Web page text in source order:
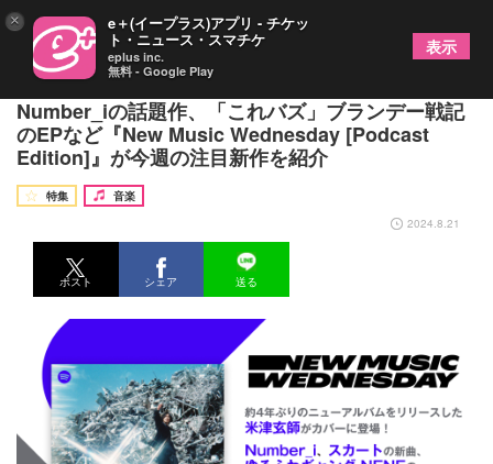
米津玄師が名曲揃いのアルバムをリリース、
Number_iの話題作、「これバズ」ブランデー戦記
のEPなど『New Music Wednesday [Podcast
Edition]』が今週の注目新作を紹介
特集
音楽
2024.8.21
ポスト シェア 送る
× e＋(イープラス)アプリ - チケッ
ト・ニュース・スマチケ
eplus inc.
無料 - Google Play
表示